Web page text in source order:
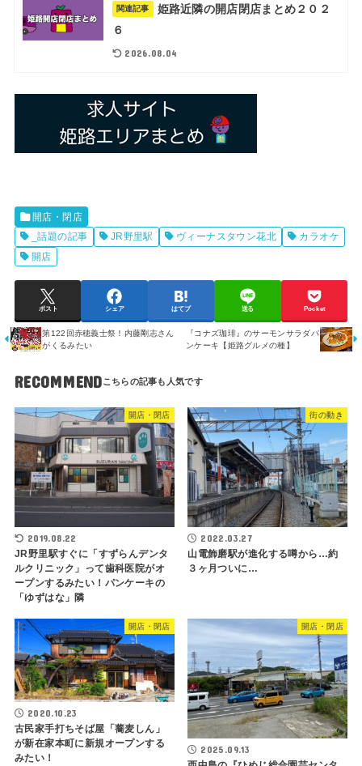
関連記事
姫路近隣の開店閉店まとめ２０２
６
2026.08.04
開店・閉店
_話題の記事
JR野里駅 ヴィーナスタウン花北
カラオケ
開店
ポスト シェア はてブ 送る Pocket
第122回赤穂義士祭！内藤剛志さん
がくるみたい
『コナズ珈琲』のサーモンサラダパ
ンケーキ【姫路グルメの種】
RECOMMEND
開店・閉店
2019.08.22
JR野里駅すぐに「すずらんデンタ
ルクリニック」って歯科医院がオ
ープンするみたい！パンケーキの
「ゆずはな」隣
街の動き
2022.03.27
山電飾磨駅が進化する噂から…約
３ヶ月ついに…
開店・閉店
2020.10.23
古民家手打ちそば屋「蕎麦しん」
が新在家本町に新規オープンする
みたい！
開店・閉店
2025.09.13